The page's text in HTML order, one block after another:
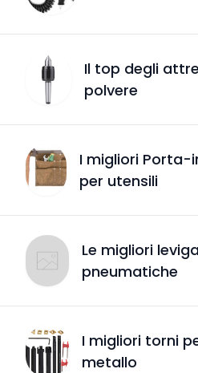
Il top degli
polvere
I migliori Porta-
per utensili
Le migliori
pneumatiche
I migliori torni
metallo